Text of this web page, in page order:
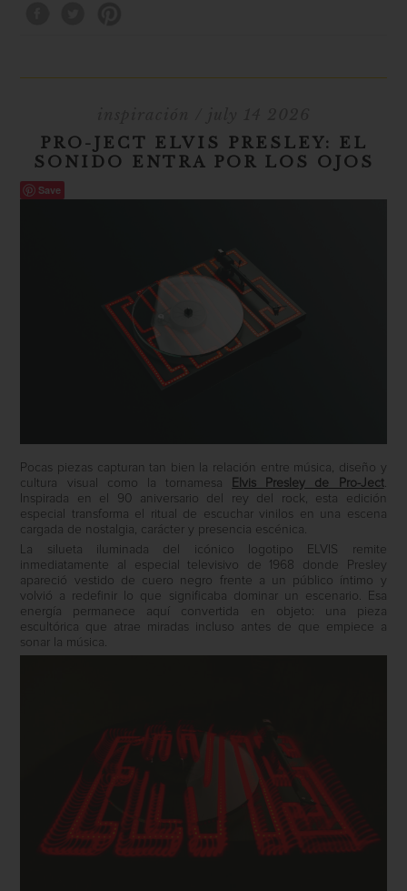
PRO-JECT ELVIS PRESLEY: EL
SONIDO ENTRA POR LOS OJOS
Save
Pocas piezas capturan tan bien la relación entre música, diseño y
cultura visual como la tornamesa
Elvis Presley de Pro-Ject.
Inspirada en el 90 aniversario del rey del rock, esta edición
especial transforma el ritual de escuchar vinilos en una escena
cargada de nostalgia, carácter y presencia escénica.
La silueta iluminada del icónico logotipo ELVIS remite
inmediatamente al especial televisivo de 1968 donde Presley
apareció vestido de cuero negro frente a un público íntimo y
volvió a redefinir lo que significaba dominar un escenario. Esa
energía permanece aquí convertida en objeto: una pieza
escultórica que atrae miradas incluso antes de que empiece a
sonar la música.